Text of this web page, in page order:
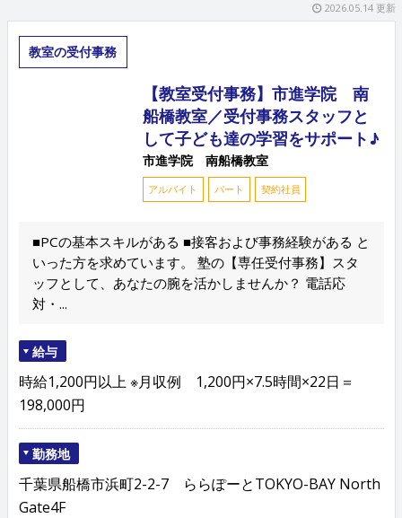
2026.05.14 更新
教室の受付事務
【教室受付事務】市進学院 南
船橋教室／受付事務スタッフと
して子ども達の学習をサポート♪
市進学院 南船橋教室
アルバイト パート 契約社員
■PCの基本スキルがある ■接客および事務経験がある と
いった方を求めています。 塾の【専任受付事務】スタ
ッフとして、あなたの腕を活かしませんか？ 電話応
対・...
給与
時給1,200円以上 ※月収例 1,200円×7.5時間×22日＝
198,000円
勤務地
千葉県船橋市浜町2-2-7 ららぽーとTOKYO-BAY North
Gate4F